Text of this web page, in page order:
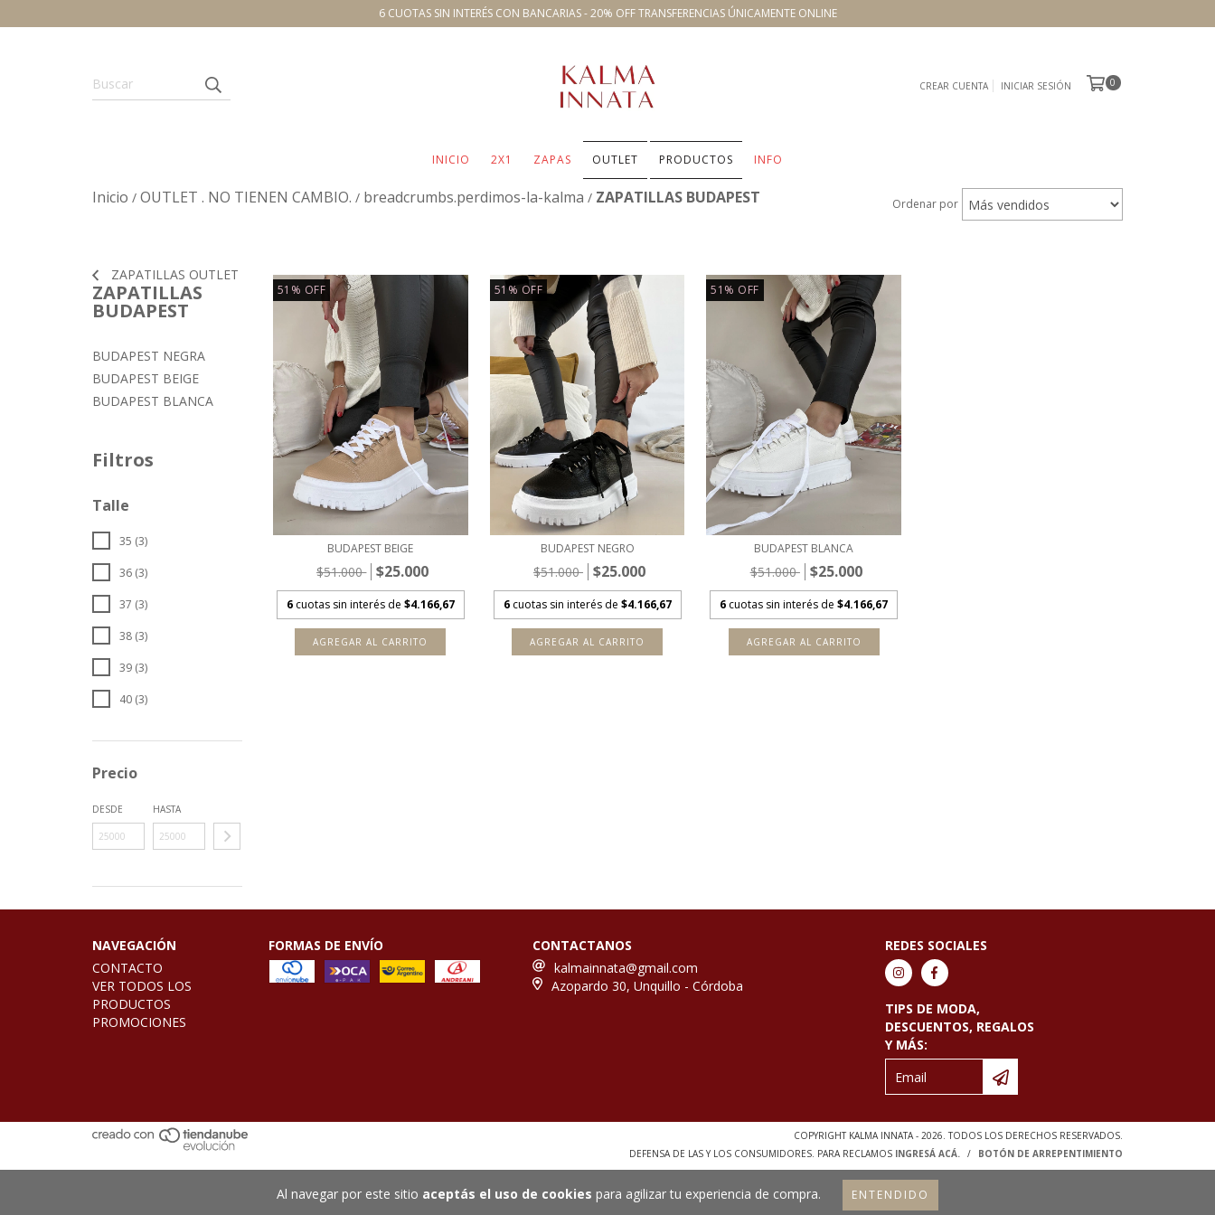
Al navegar por este sitio aceptás el uso de cookies para agilizar tu experiencia de compra. ENTENDIDO
6 CUOTAS SIN INTERÉS CON BANCARIAS - 20% OFF TRANSFERENCIAS ÚNICAMENTE ONLINE
CREAR CUENTA INICIAR SESIÓN 0
INICIO 2X1 ZAPAS OUTLET PRODUCTOS INFO
Inicio / OUTLET . NO TIENEN CAMBIO. / breadcrumbs.perdimos-la-kalma / ZAPATILLAS BUDAPEST Ordenar por
ZAPATILLAS OUTLET
ZAPATILLAS
BUDAPEST
BUDAPEST NEGRA
BUDAPEST BEIGE
BUDAPEST BLANCA
Filtros
Talle
35 (3)
36 (3)
37 (3)
38 (3)
39 (3)
40 (3)
Precio
DESDE HASTA
51 % OFF
BUDAPEST BEIGE
$51.000 $25.000
6 cuotas sin interés de $4.166,67
AGREGAR AL CARRITO
51 % OFF
BUDAPEST NEGRO
$51.000 $25.000
6 cuotas sin interés de $4.166,67
AGREGAR AL CARRITO
51 % OFF
BUDAPEST BLANCA
$51.000 $25.000
6 cuotas sin interés de$4.166,67
AGREGAR AL CARRITO
NAVEGACIÓN
CONTACTO
VER TODOS LOS
PRODUCTOS
PROMOCIONES
FORMAS DE ENVÍO
CONTACTANOS
kalmainnata@gmail.com
Azopardo 30, Unquillo - Córdoba
REDES SOCIALES
TIPS DE MODA,
DESCUENTOS, REGALOS
Y MÁS:
COPYRIGHT KALMA INNATA - 2026. TODOS LOS DERECHOS RESERVADOS.
DEFENSA DE LAS Y LOS CONSUMIDORES. PARA RECLAMOS INGRESÁ ACÁ. / BOTÓN DE ARREPENTIMIENTO